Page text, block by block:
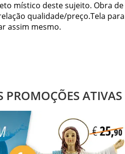
místico deste sujeito. Obra de
qualidade/preço.Tela para
assim mesmo.
PROMOÇÕES ATIVAS